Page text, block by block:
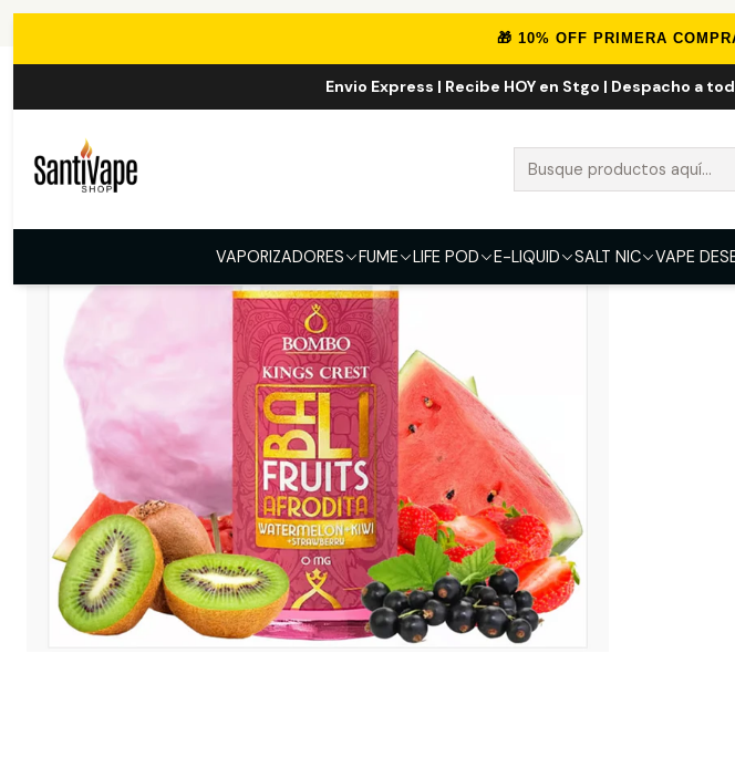
🎁 10% OFF PRIMERA
Envio Express | Recibe HOY en Stgo | Despacho a
VAPORIZADORES FUME LIFE POD E-LIQUID SALT NIC VAPE